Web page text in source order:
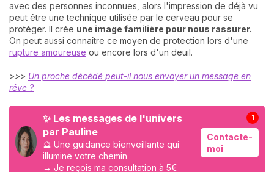
avec des personnes inconnues, alors l'impression de déjà vu
peut être une technique utilisée par le cerveau pour se
protéger. Il crée une image familière pour nous rassurer.
On peut aussi connaître ce moyen de protection lors d'une
rupture amoureuse ou encore lors d'un deuil.
>>> Un proche décédé peut-il nous envoyer un message en
rêve ?
✨ Les messages de l'univers
par Pauline
🔮 Une guidance bienveillante qui
illumine votre chemin
→ Je reçois ma consultation à 5€
Contacte-
moi
1